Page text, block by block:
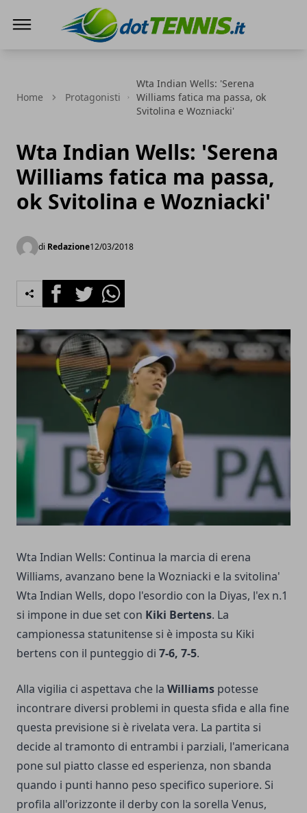
Home Protagonisti
Wta Indian Wells: 'Serena
Williams fatica ma passa, ok
Svitolina e Wozniacki'
Wta Indian Wells: 'Serena
Williams fatica ma passa,
ok Svitolina e Wozniacki'
di Redazione12/03/2018
FacebookTwitterWhatsapp
Wta Indian Wells: Continua la marcia di erena
Williams, avanzano bene la Wozniacki e la svitolina'
Wta Indian Wells, dopo l'esordio con la Diyas, l'ex n.1
si impone in due set con Kiki Bertens. La
campionessa statunitense si è imposta su Kiki
bertens con il punteggio di 7-6, 7-5.
Alla vigilia ci aspettava che la Williams potesse
incontrare diversi problemi in questa sfida e alla fine
questa previsione si è rivelata vera. La partita si
decide al tramonto di entrambi i parziali, l'americana
pone sul piatto classe ed esperienza, non sbanda
quando i punti hanno peso specifico superiore. Si
profila all'orizzonte il derby con la sorella Venus,